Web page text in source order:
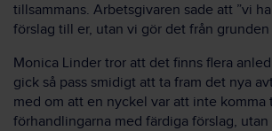
tillsammans. Arbetsgivaren sade att ”vi
förslag till er, utan vi gör det från grunden
Monica Linder tror att det finns flera
gick så pass smidigt att ta fram det nya
med om att en nyckel var att inte komma
förhandlingarna med färdiga förslag, utan